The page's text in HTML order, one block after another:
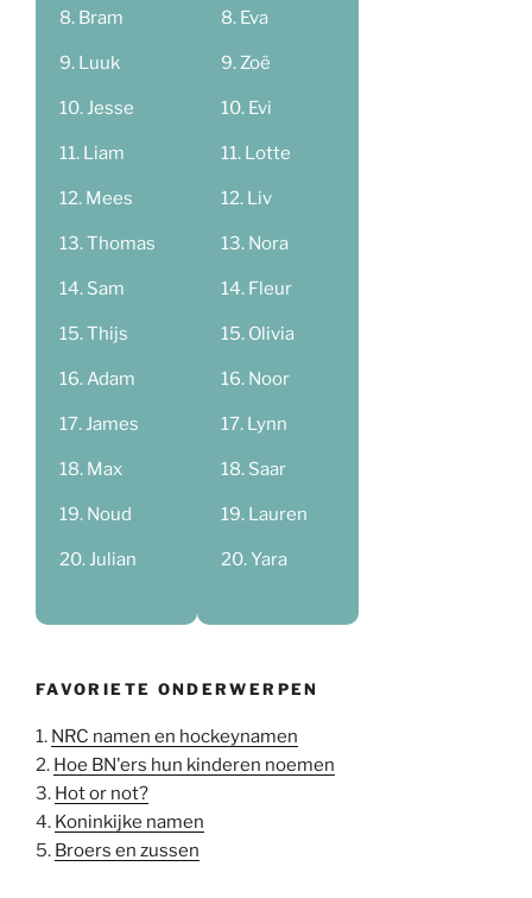
Bram
Luuk
Jesse
Liam
Mees
Thomas
Sam
Thijs
Adam
James
Max
Noud
Julian
Eva
Zoë
Evi
Lotte
Liv
Nora
Fleur
Olivia
Noor
Lynn
Saar
Lauren
Yara
FAVORIETE ONDERWERPEN
1. NRC namen en hockeynamen
2. Hoe BN'ers hun kinderen noemen
3. Hot or not?
4. Koninkijke namen
5. Broers en zussen